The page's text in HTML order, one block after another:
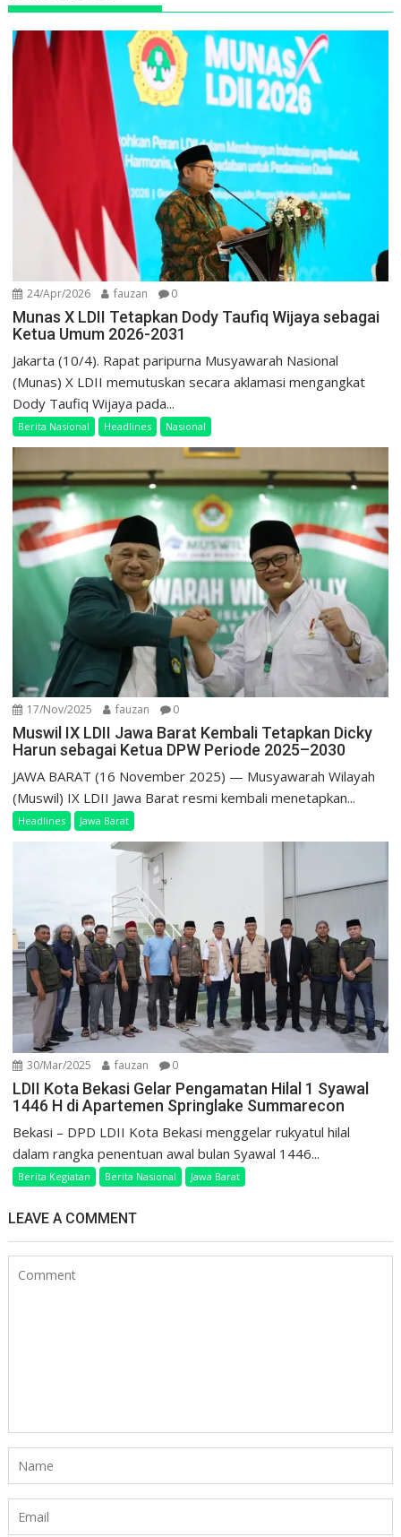
24/Apr/2026 fauzan 0
Munas X LDII Tetapkan Dody Taufiq Wijaya sebagai
Ketua Umum 2026-2031
Jakarta (10/4). Rapat paripurna Musyawarah Nasional
(Munas) X LDII memutuskan secara aklamasi mengangkat
Dody Taufiq Wijaya pada...
Berita Nasional Headlines Nasional
17/Nov/2025 fauzan 0
Muswil IX LDII Jawa Barat Kembali Tetapkan Dicky
Harun sebagai Ketua DPW Periode 2025–2030
JAWA BARAT (16 November 2025) — Musyawarah Wilayah
(Muswil) IX LDII Jawa Barat resmi kembali menetapkan...
Headlines Jawa Barat
30/Mar/2025 fauzan 0
LDII Kota Bekasi Gelar Pengamatan Hilal 1 Syawal
1446 H di Apartemen Springlake Summarecon
Bekasi – DPD LDII Kota Bekasi menggelar rukyatul hilal
dalam rangka penentuan awal bulan Syawal 1446...
Berita Kegiatan Berita Nasional Jawa Barat
LEAVE A COMMENT